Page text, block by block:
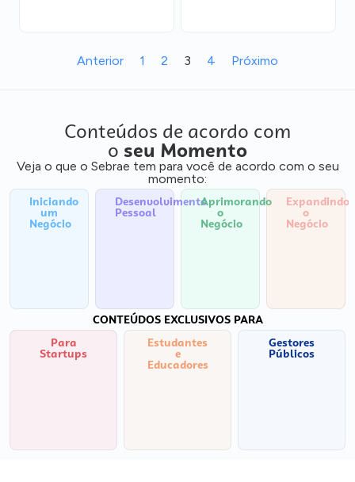
Anterior 1 2 3 4 Próximo
Conteúdos de acordo com
o seu Momento
Veja o que o Sebrae tem para você de acordo com o seu
momento:
Iniciando
um
Negócio
Desenvolvimento
Pessoal
Aprimorando
o
Negócio
Expandindo
o
Negócio
CONTEÚDOS EXCLUSIVOS PARA
Para
Startups
Estudantes
e
Educadores
Gestores
Públicos